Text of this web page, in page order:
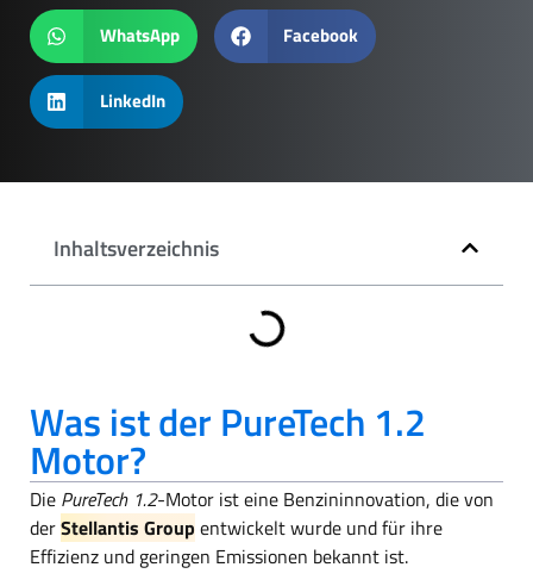
WhatsApp Facebook
LinkedIn
Inhaltsverzeichnis
Was ist der PureTech 1.2
Motor?
Die PureTech 1.2-Motor ist eine Benzininnovation, die von
derStellantis Group entwickelt wurde und für ihre
Effizienz und geringen Emissionen bekannt ist.